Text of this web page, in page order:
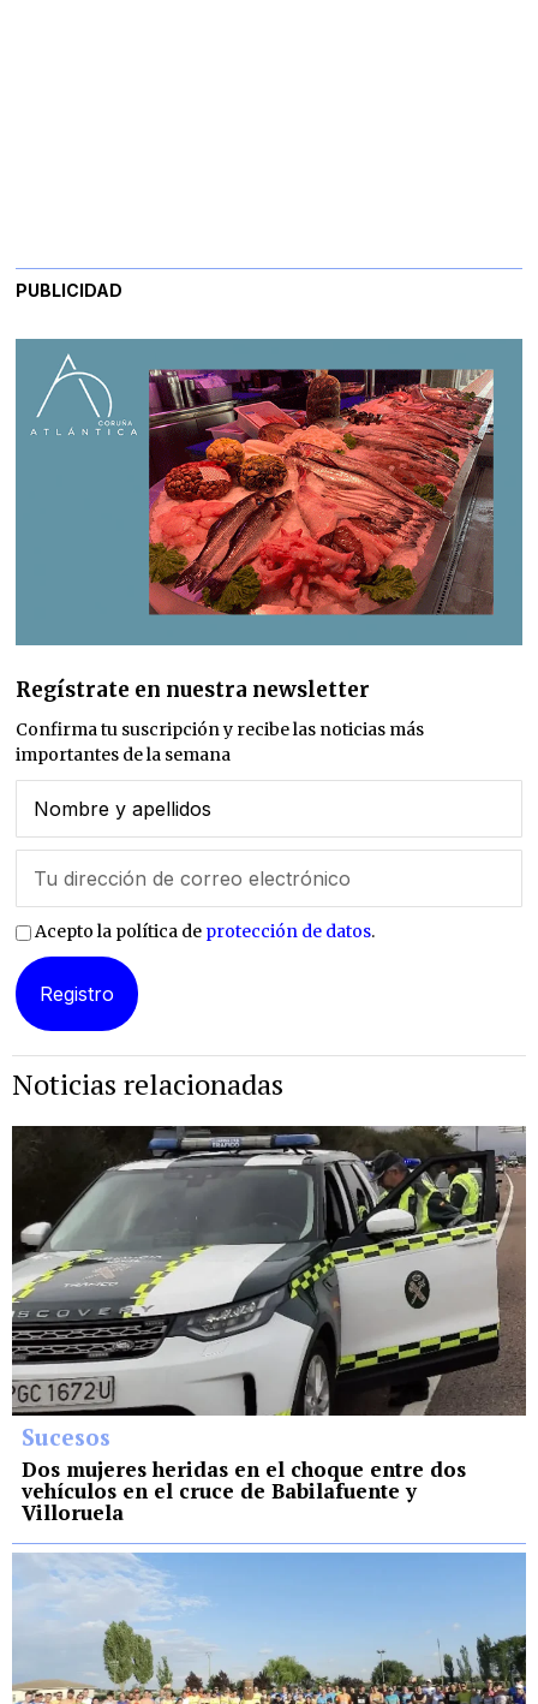
PUBLICIDAD
Regístrate en nuestra newsletter
Confirma tu suscripción y recibe las noticias más
importantes de la semana
Acepto la política de protección de datos.
Noticias relacionadas
Sucesos
Dos mujeres heridas en el choque entre dos
vehículos en el cruce de Babilafuente y
Villoruela